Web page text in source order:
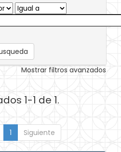
Mostrar filtros avanzados
1-1 de 1.
1 Siguiente